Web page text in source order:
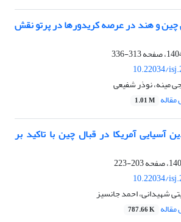
چین و هند در عرصه کریدورها در پرتو نقش
313-336
10.22034/
مینه، نوذر شفیعی
1.01 M
آسیایی آمریکا در قبال چین با تاکید بر
203-223
10.22034/
شهیدانی، احمد جانسیز
787.66 K